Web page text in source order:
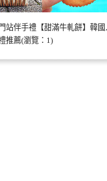
站伴手禮【甜滿牛軋餅】韓
推薦(瀏覽：1)